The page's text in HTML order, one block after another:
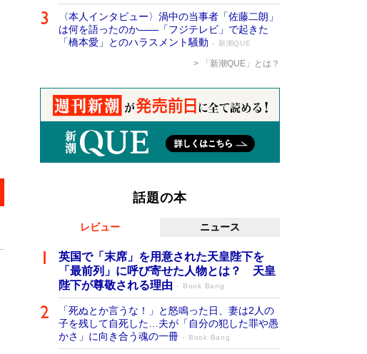
〈本人インタビュー〉渦中の当事者「佐藤二朗」
は何を語ったのか――「フジテレビ」で起きた
「橋本愛」とのハラスメント騒動
新潮QUE
「新潮QUE」とは？
話題の本
レビュー ニュース
英国で「末席」を用意された天皇陛下を
「最前列」に呼び寄せた人物とは？ 天皇
陛下が尊敬される理由
Book Bang
「死ぬとか言うな！」と怒鳴った日、妻は2人の
子を残して自死した…夫が「自分の犯した罪や愚
かさ」に向き合う魂の一冊
Book Bang